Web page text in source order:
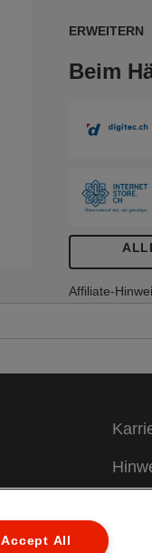
ERWEITERN
Beim
Affiliate-
Accept All